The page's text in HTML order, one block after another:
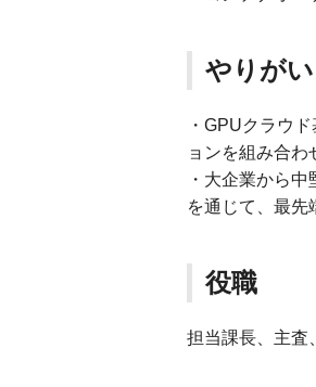
やりが
・GPUクラウ
ョンを組み合
・大企業から
を通じて、最先
役職
担当課長、主査